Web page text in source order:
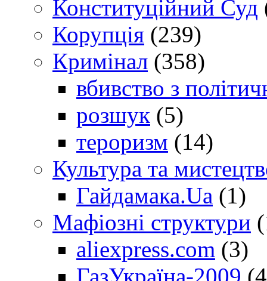
Конституційний Суд
Корупція (239)
Кримінал (358)
вбивство з
розшук (5)
тероризм (14)
Культура та
Гайдамака.Ua (1)
Мафіозні структури
aliexpress.com (3)
ГазУкраїна-2009